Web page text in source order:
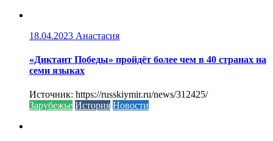
18.04.2023 Анастасия
«Диктант Победы» пройдёт более чем в 40 странах на
семи языках
Источник: https://russkiymir.ru/news/312425/
Зарубежье История Новости